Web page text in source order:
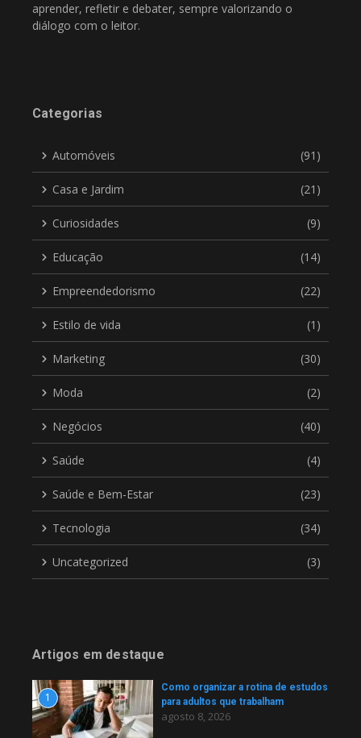
aprender, refletir e debater, sempre valorizando o
diálogo com o leitor.
Categorias
Automóveis (91)
Casa e Jardim (21)
Curiosidades (9)
Educação (14)
Empreendedorismo (22)
Estilo de vida (1)
Marketing (30)
Moda (2)
Negócios (40)
Saúde (4)
Saúde e Bem-Estar (23)
Tecnologia (34)
Uncategorized (3)
Artigos em destaque
1
Como organizar a rotina de estudos
para adultos que trabalham
agosto 8, 2026